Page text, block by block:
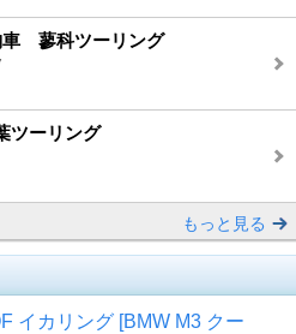
車 蓼科ツーリング
ツーリング
もっと見る
イカリング [BMW M3 クー